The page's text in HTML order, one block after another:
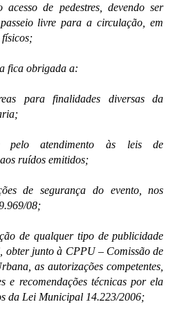
de pedestres, devendo ser
livre para a circulação, em
físicos;
fica obrigada a:
para finalidades diversas da
pelo atendimento às leis de
ruídos emitidos;
de segurança do evento, nos
08;
de qualquer tipo de publicidade
obter junto à CPPU – Comissão de
as autorizações competentes,
e recomendações técnicas por ela
da Lei Municipal 14.223/2006;